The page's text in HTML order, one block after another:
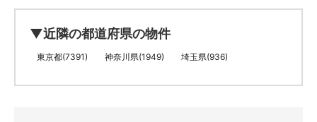
▼近隣の都道府県の物件
東京都(7391) 神奈川県(1949) 埼玉県(936)